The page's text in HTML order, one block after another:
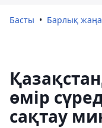
Басты Барлық
өмір
сақтау